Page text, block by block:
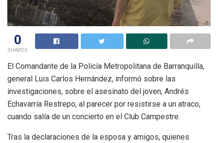
0
SHARES
El Comandante de la Policía Metropolitana de Barranquilla,
general Luis Carlos Hernández, informó sobre las
investigaciones, sobre el asesinato del joven, Andrés
Echavarría Restrepo, al parecer por resistirse a un atraco,
cuando salía de un concierto en el Club Campestre.
Tras la declaraciones de la esposa y amigos, quienes